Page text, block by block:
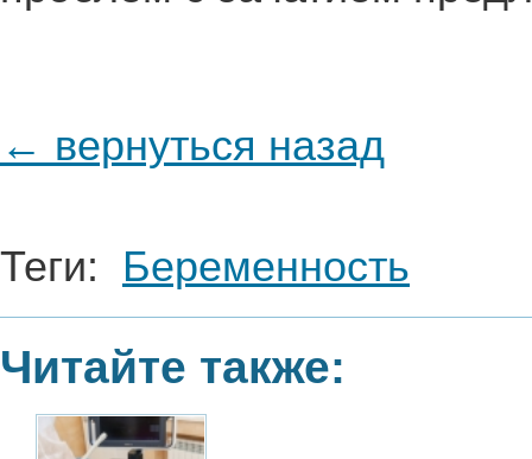
← вернуться назад
Теги: Беременность
Читайте также: